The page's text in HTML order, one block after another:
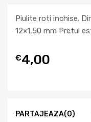
Piulite roti inchise.
12×1,50 mm Pretul
€4,00
PARTAJEAZA(0)